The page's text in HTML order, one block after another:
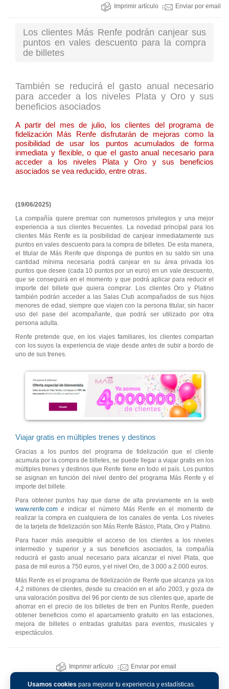
Usamos cookies para mejorar tu experiencia y estadísticas.
Imprimir artículo Enviar por email
Los clientes Más Renfe podrán canjear sus
puntos en vales descuento para la compra
de billetes
También se reducirá el gasto anual necesario
para acceder a los niveles Plata y Oro y sus
beneficios asociados
A partir del mes de julio, los clientes del programa de
fidelización Más Renfe disfrutarán de mejoras como la
posibilidad de usar los puntos acumulados de forma
inmediata y flexible, o que el gasto anual necesario para
acceder a los niveles Plata y Oro y sus beneficios
asociados se vea reducido, entre otras.
(19/06/2025)
La compañía quiere premiar con numerosos privilegios y una mejor
experiencia a sus clientes frecuentes. La novedad principal para los
clientes Más Renfe es la posibilidad de canjear inmediatamente sus
puntos en vales descuento para la compra de billetes. De esta manera,
el titular de Más Renfe que disponga de puntos en su saldo sin una
cantidad mínima necesaria podrá canjear en su área privada los
puntos que desee (cada 10 puntos por un euro) en un vale descuento,
que se conseguirá en el momento y que podrá aplicar para reducir el
importe del billete que quiera comprar. Los clientes Oro y Platino
también podrán acceder a las Salas Club acompañados de sus hijos
menores de edad, siempre que viajen con la persona titular, sin hacer
uso del pase del acompañante, que podrá ser utilizado por otra
persona adulta.
Renfe pretende que, en los viajes familiares, los clientes compartan
con los suyos la experiencia de viaje desde antes de subir a bordo de
uno de sus trenes.
Viajar gratis en múltiples trenes y destinos
Gracias a los puntos del programa de fidelización que el cliente
acumula por la compra de billetes, se puede llegar a viajar gratis en los
múltiples trenes y destinos que Renfe tiene en todo el país. Los puntos
se asignan en función del nivel dentro del programa Más Renfe y el
importe del billete.
Para obtener puntos hay que darse de alta previamente en la web
www.renfe.com e indicar el número Más Renfe en el momento de
realizar la compra en cualquiera de los canales de venta. Los niveles
de la tarjeta de fidelización son Más Renfe Básico, Plata, Oro y Platino.
Para hacer más asequible el acceso de los clientes a los niveles
intermedio y superior y a sus beneficios asociados, la compañía
reducirá el gasto anual necesario para alcanzar el nivel Plata, que
pasa de mil euros a 750 euros, y el nivel Oro, de 3.000 a 2.000 euros.
Más Renfe es el programa de fidelización de Renfe que alcanza ya los
4,2 millones de clientes, desde su creación en el año 2003, y goza de
una valoración positiva del 96 por ciento de sus clientes que, aparte de
ahorrar en el precio de los billetes de tren en Puntos Renfe, pueden
obtener beneficios como el aparcamiento gratuito en las estaciones,
mejora de billetes o entradas gratuitas para eventos, musicales y
espectáculos.
Imprimir artículo Enviar por email